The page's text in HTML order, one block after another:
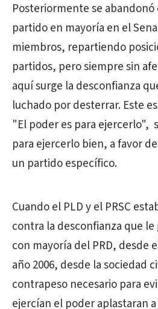
Posteriormente se abandonó
partido en mayoría en el
miembros, repartiendo
partidos, pero siempre sin
aquí surge la desconfianza
luchado por desterrar. Este
"El poder es para ejercerlo",
para ejercerlo bien, a favor
un partido específico.
Cuando el PLD y el PRSC
contra la desconfianza que le
con mayoría del PRD, desde
año 2006, desde la sociedad
contrapeso necesario para
ejercían el poder aplastaran